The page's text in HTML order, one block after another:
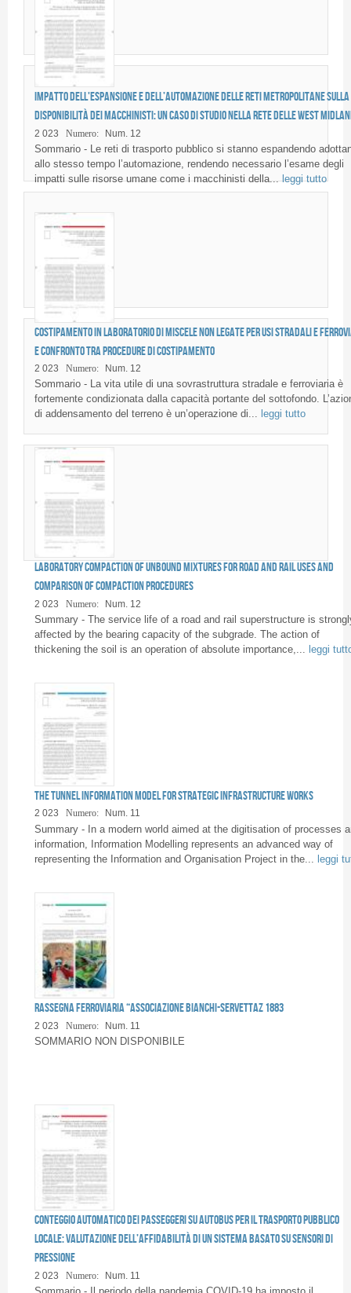
Impatto dell'espansione e dell’automazione delle reti metropolitane sulla
disponibilità dei macchinisti: un caso di studio nella rete delle West
2 023 Numero: Num. 12
Sommario - Le reti di trasporto pubblico si stanno espandendo
allo stesso tempo l’automazione, rendendo necessario l’esame degli
impatti sulle risorse umane come i macchinisti della...leggi tutto
Costipamento in laboratorio di miscele non legate per usi stradali e
e confronto tra procedure di costipamento
2 023 Numero: Num. 12
Sommario - La vita utile di una sovrastruttura stradale e ferroviaria è
fortemente condizionata dalla capacità portante del sottofondo.
di addensamento del terreno è un’operazione di... leggi tutto
Laboratory compaction of unbound mixtures for road and rail uses and
comparison of compaction procedures
2 023 Numero: Num. 12
Summary - The service life of a road and rail superstructure is
affected by the bearing capacity of the subgrade. The action of
thickening the soil is an operation of absolute importance,... leggi
The Tunnel Information Model for strategic infrastructure works
2 023 Numero: Num. 11
Summary - In a modern world aimed at the digitisation of processes
information, Information Modelling represents an advanced way of
representing the Information and Organisation Project in the... leggi
Rassegna Ferroviaria “Associazione Bianchi-Servettaz 1883
2 023 Numero: Num. 11
SOMMARIO NON DISPONIBILE
Conteggio automatico dei passeggeri su autobus per il trasporto pubblico
locale: valutazione dell’affidabilità di un sistema basato su sensori di
pressione
2 023 Numero: Num. 11
Pagine